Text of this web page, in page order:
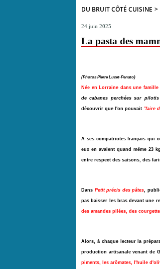
DU BRUIT CÔTÉ CUISINE >
24 juin 2025
La pasta des
(Photos Pierre Lucet-Penato)
Née en Lorraine dans une
de cabanes perchées sur
découvrir que l'on pouvait "faire
A ses compatriotes français qui
eux en avalent quand même 23
entre respect des saisons, des
Dans Petit précis des pâtes,
pas baisser les bras devant une
des amandes pilées, des
Alors, à chaque lecteur la
production artisanale venant de
piments, les arômates, l'huile